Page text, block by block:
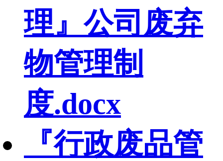
理』公司废弃
物管理制
度.docx
『行政废品管